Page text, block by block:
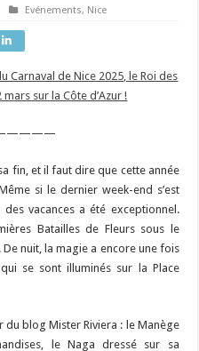
Evénements, Nice
Carnaval de Nice 2025, le Roi des
sur la Côte d’Azur !
fin, et il faut dire que cette année
si le dernier week-end s’est
vacances a été exceptionnel.
Batailles de Fleurs sous le
nuit, la magie a encore une fois
se sont illuminés sur la Place
blog Mister Riviera : le Manège
le Naga dressé sur sa